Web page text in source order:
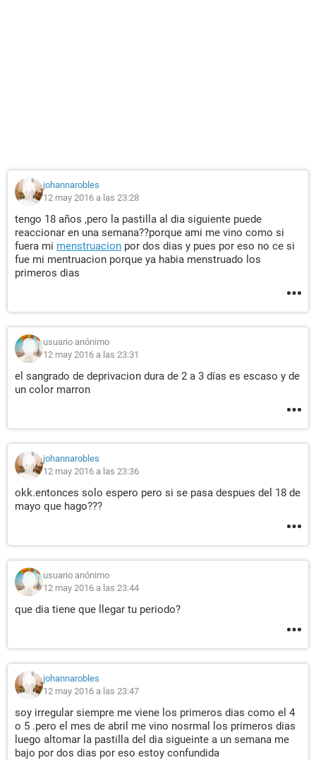
johannarobles
12 may 2016 a las 23:28
tengo 18 años ,pero la pastilla al dia siguiente puede
reaccionar en una semana??porque ami me vino como si
fuera mi menstruacion por dos dias y pues por eso no ce si
fue mi mentruacion porque ya habia menstruado los
primeros dias
usuario anónimo
12 may 2016 a las 23:31
el sangrado de deprivacion dura de 2 a 3 días es escaso y de
un color marron
johannarobles
12 may 2016 a las 23:36
okk.entonces solo espero pero si se pasa despues del 18 de
mayo que hago???
usuario anónimo
12 may 2016 a las 23:44
que dia tiene que llegar tu periodo?
johannarobles
12 may 2016 a las 23:47
soy irregular siempre me viene los primeros dias como el 4
o 5 .pero el mes de abril me vino nosrmal los primeros dias
luego altomar la pastilla del dia sigueinte a un semana me
bajo por dos dias por eso estoy confundida